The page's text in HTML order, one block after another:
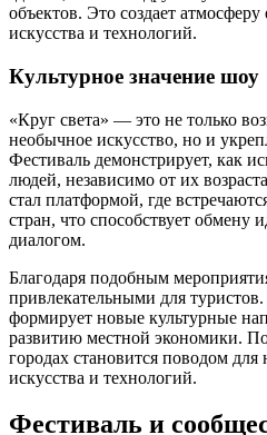
объектов. Это создает
искусства и технологий.
Культурное значение шоу
«Круг света» — это не только
необычное искусство, но и
Фестиваль демонстрирует, как
людей, независимо от их
стал платформой, где
стран, что способствует обмену
диалогом.
Благодаря подобным
привлекательными для
формирует новые культурные
развитию местной экономики.
городах становится поводом
искусства и технологий.
Фестиваль и